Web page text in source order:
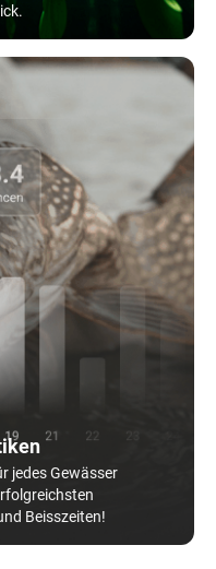
jedes Gewässer
Beisszeiten!